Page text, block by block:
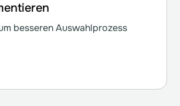
besseren Auswahlprozess